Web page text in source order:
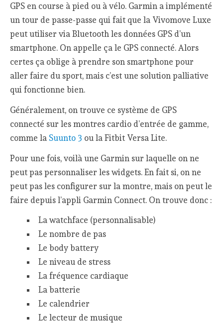
GPS en course à pied ou à vélo. Garmin a implémenté
un tour de passe-passe qui fait que la Vivomove Luxe
peut utiliser via Bluetooth les données GPS d’un
smartphone. On appelle ça le GPS connecté. Alors
certes ça oblige à prendre son smartphone pour
aller faire du sport, mais c’est une solution palliative
qui fonctionne bien.
Généralement, on trouve ce système de GPS
connecté sur les montres cardio d’entrée de gamme,
comme la Suunto 3 ou la Fitbit Versa Lite.
Pour une fois, voilà une Garmin sur laquelle on ne
peut pas personnaliser les widgets. En fait si, on ne
peut pas les configurer sur la montre, mais on peut le
faire depuis l’appli Garmin Connect. On trouve donc :
La watchface (personnalisable)
Le nombre de pas
Le body battery
Le niveau de stress
La fréquence cardiaque
La batterie
Le calendrier
Le lecteur de musique